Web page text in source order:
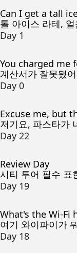
Can I get a tall
톨 아이스 라테,
Day 1
You charged me
계산서가 잘못됐
Day 0
Excuse me, but
저기요, 파스타가
Day 22
Review Day
시티 투어 필수 표
Day 19
What's the Wi-Fi
여기 와이파이가
Day 18